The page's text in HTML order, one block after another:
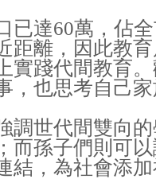
達60萬，佔
距離，因此教
實踐代間教育
也思考自己家
調世代間雙向
而孫子們則可
，為社會添加